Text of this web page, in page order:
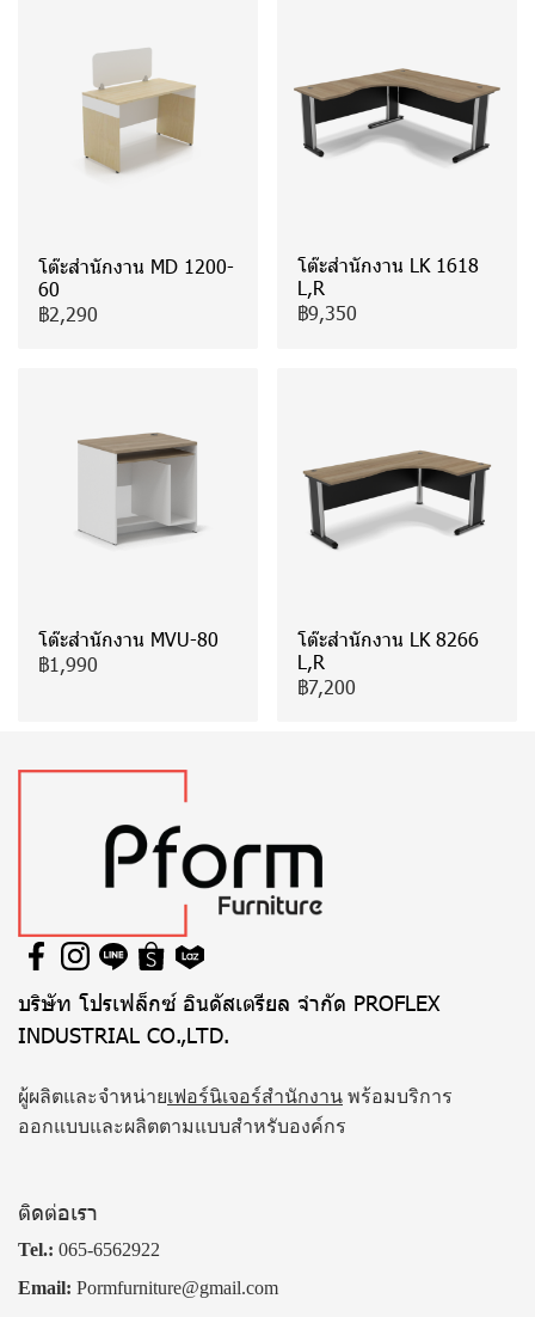
โต๊ะสำนักงาน MD 1200-
60
฿2,290
โต๊ะสำนักงาน LK 1618
L,R
฿9,350
โต๊ะสำนักงาน MVU-80
฿1,990
โต๊ะสำนักงาน LK 8266
L,R
฿7,200
บริษัท โปรเฟล็กซ์ อินดัสเตรียล จำกัด PROFLEX
INDUSTRIAL CO.,LTD.
ผู้ผลิตและจำหน่ายเฟอร์นิเจอร์สำนักงาน พร้อมบริการ
ออกแบบและผลิตตามแบบสำหรับองค์กร
ติดต่อเรา
Tel.: 065-6562922
Email: Pormfurniture@gmail.com